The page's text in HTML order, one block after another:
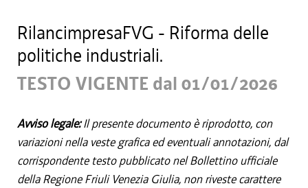
RilancimpresaFVG - Riforma delle
politiche industriali.
TESTO VIGENTE dal 01/01/2026
Avviso legale:Il presente documento è riprodotto, con
variazioni nella veste grafica ed eventuali annotazioni, dal
corrispondente testo pubblicato nel Bollettino ufficiale
della Regione Friuli Venezia Giulia, non riveste carattere